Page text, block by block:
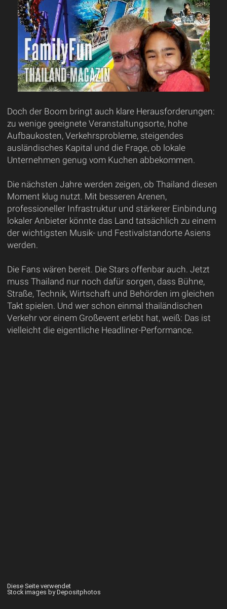
Doch der Boom bringt auch klare Herausforderungen:
zu wenige geeignete Veranstaltungsorte, hohe
Aufbaukosten, Verkehrsprobleme, steigendes
ausländisches Kapital und die Frage, ob lokale
Unternehmen genug vom Kuchen abbekommen.
Die nächsten Jahre werden zeigen, ob Thailand diesen
Moment klug nutzt. Mit besseren Arenen,
professioneller Infrastruktur und stärkerer Einbindung
lokaler Anbieter könnte das Land tatsächlich zu einem
der wichtigsten Musik- und Festivalstandorte Asiens
werden.
Die Fans wären bereit. Die Stars offenbar auch. Jetzt
muss Thailand nur noch dafür sorgen, dass Bühne,
Straße, Technik, Wirtschaft und Behörden im gleichen
Takt spielen. Und wer schon einmal thailändischen
Verkehr vor einem Großevent erlebt hat, weiß: Das ist
vielleicht die eigentliche Headliner-Performance.
Diese Seite verwendet
Stock images by Depositphotos